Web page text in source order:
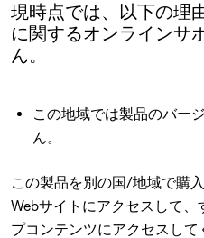
現時点では、以下の理
に関するオンラインサ
ん。
この地域では製品のバー
ん。
この製品を別の国/地域で購
Webサイトにアクセスして
プコンテンツにアクセスして